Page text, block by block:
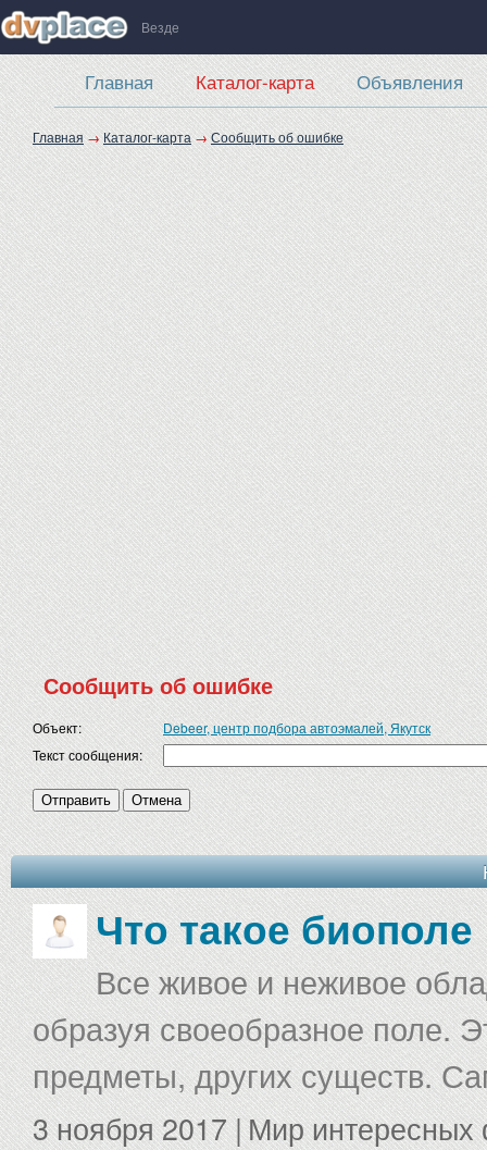
Везде
Главная Каталог-карта Объявления
Главная→Каталог-карта→Сообщить об ошибке
Сообщить об ошибке
Объект:
Debeer, центр подбора автоэмалей, Якутск
Текст сообщения:
Что такое биополе
Все живое и неживое
образуя своеобразное поле.
предметы, других существ.
3 ноября 2017 |Мир интересных